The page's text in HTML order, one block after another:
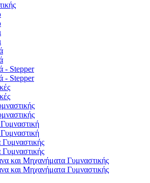
- Stepper
- Stepper
και Μηχανήματα Γυμναστικής
και Μηχανήματα Γυμναστικής